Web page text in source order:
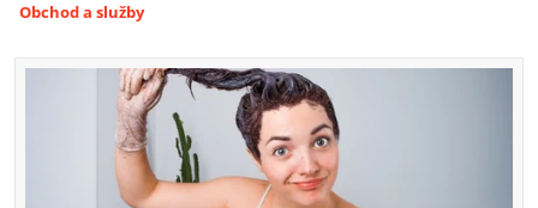
Obchod a služby